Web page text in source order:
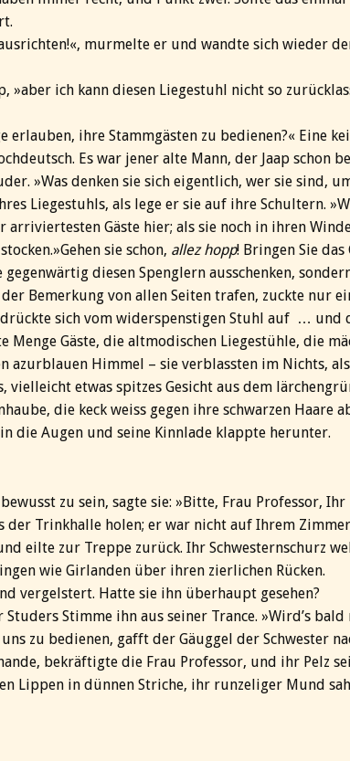
murmelte er und wandte sich wieder
»aber ich kann diesen Liegestuhl nicht so
erlauben, ihre Stammgästen zu bedienen?« Eine
Es war jener alte Mann, der Jaap schon
»Was denken sie sich eigentlich, wer sie sind,
Liegestuhls, als lege er sie auf ihre Schultern.
arriviertesten Gäste hier; als sie noch in ihren
sie schon, allez hopp! Bringen Sie
diesen Spenglern ausschenken,
Bemerkung von allen Seiten trafen, zuckte nur
sich vom widerspenstigen Stuhl auf … und
Gäste, die altmodischen Liegestühle, die
Himmel – sie verblassten im Nichts,
vielleicht etwas spitzes Gesicht aus dem
die keck weiss gegen ihre schwarzen Haare
die Augen und seine Kinnlade klappte herunter.
zu sein, sagte sie: »Bitte, Frau Professor,
der Trinkhalle holen; er war nicht auf Ihrem
eilte zur Treppe zurück. Ihr Schwesternschurz
wie Girlanden über ihren zierlichen Rücken.
vergelstert. Hatte sie ihn überhaupt gesehen?
Studers Stimme ihn aus seiner Trance. »Wird’s
zu bedienen, gafft der Gäuggel der Schwester
bekräftigte die Frau Professor, und ihr Pelz
Lippen in dünnen Striche, ihr runzeliger Mund